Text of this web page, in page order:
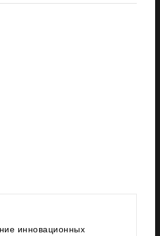
инновационных